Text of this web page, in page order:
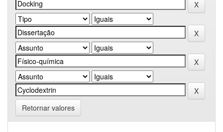
Retornar valores